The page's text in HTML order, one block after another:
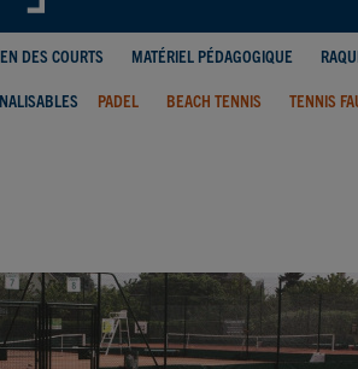
DES COURTS MATÉRIEL PÉDAGOGIQUE
PADEL BEACH TENNIS TENNIS